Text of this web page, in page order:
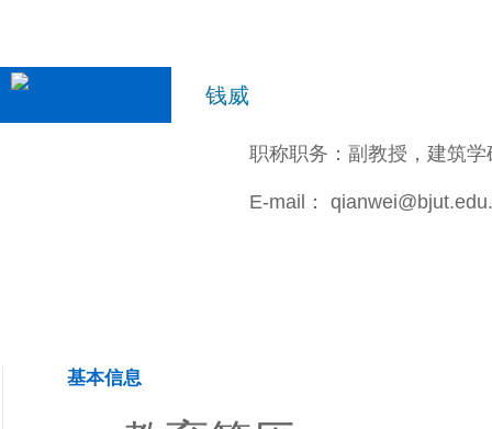
钱威
职称职务：副教授，建筑
E-mail：
基本信息